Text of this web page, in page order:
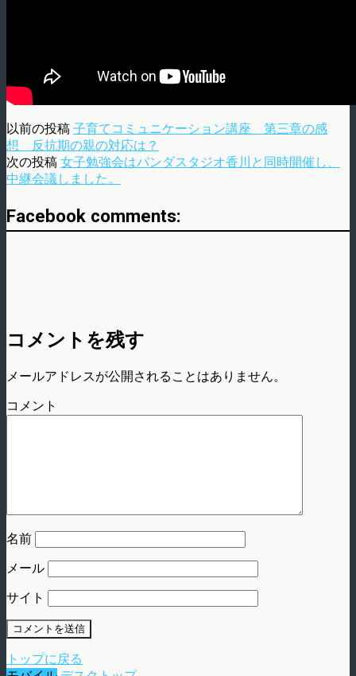
以前の投稿 子育てコミュニケーション講座 第三章の感
想 反抗期の親の対応は？
次の投稿 女子勉強会はパンダスタジオ香川と同時開催し、
中継会議しました。
Facebook comments:
コメントを残す
メールアドレスが公開されることはありません。
コメント
名前
メール
サイト
トップに戻る